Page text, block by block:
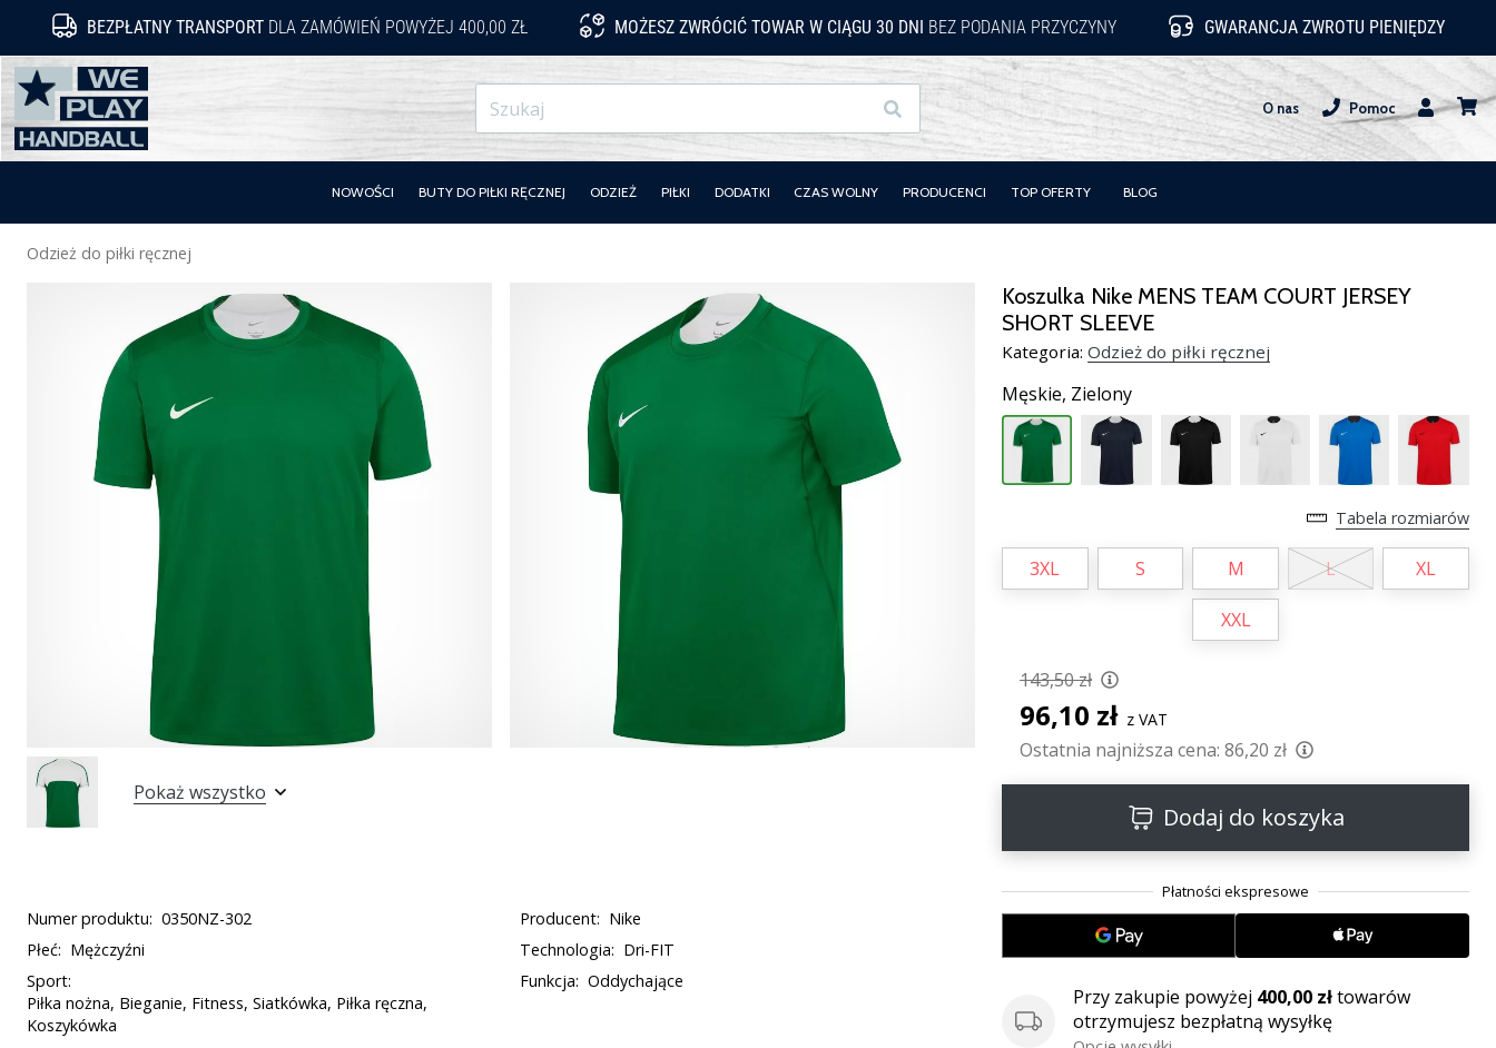
BEZPŁATNY TRANSPORT DLA ZAMÓWIEŃ POWYŻEJ 400,00 ZŁ MOŻESZ ZWRÓCIĆ TOWAR W CIĄGU 30 DNI BEZ PODANIA PRZYCZYNY GWARANCJA ZWROTU PIENIĘDZY
WePlayHandball.pl
Szukaj O nas
Pomoc
Użytkownik
NOWOŚCI BUTY DO PIŁKI RĘCZNEJ ODZIEŻ PIŁKI DODATKI CZAS WOLNY PRODUCENCI TOP OFERTY BLOG
Odzież do piłki ręcznej
Koszulka Nike MENS TEAM COURT JERSEY
SHORT SLEEVE
Kategoria: Odzież do piłki ręcznej
Męskie, Zielony
Tabela rozmiarów
3XL S M L XL
XXL
143,50 zł
96,10 zł z VAT
Ostatnia najniższa cena: 86,20 zł
Dodaj do koszyka
Przy zakupie powyżej 400,00 złtowarów
otrzymujesz bezpłatną wysyłkę
Pokaż wszystko
Numer produktu: 0350NZ-302 Producent: Nike
Płeć: Mężczyźni Technologia: Dri-FIT
Sport:
Piłka nożna, Bieganie, Fitness, Siatkówka, Piłka ręczna,
Koszykówka
Funkcja: Oddychające